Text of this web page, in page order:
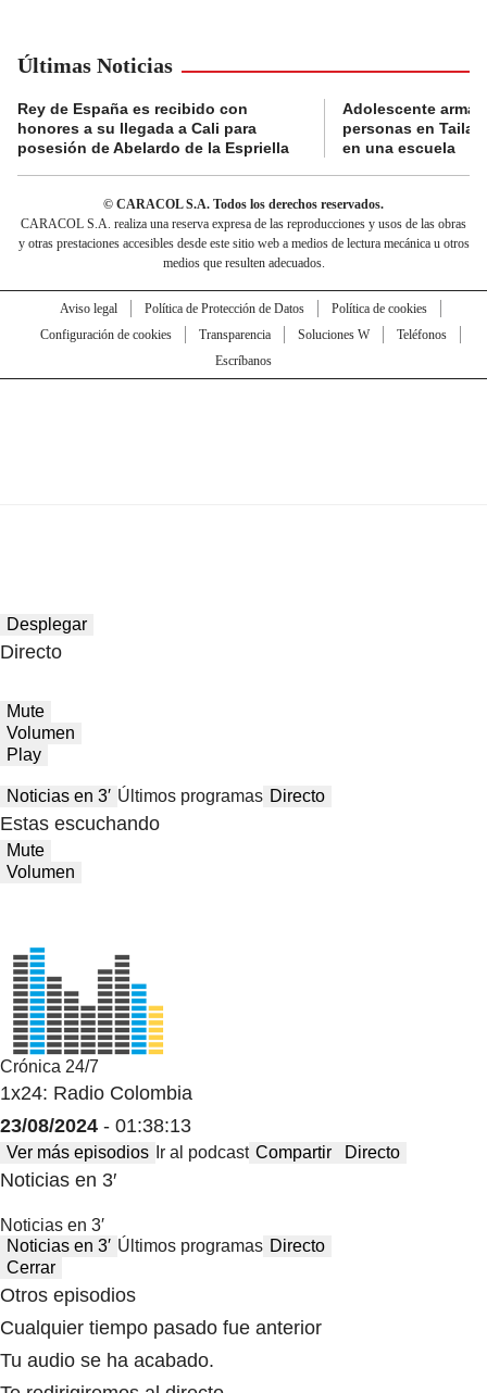
Últimas Noticias
Rey de España es recibido con
honores a su llegada a Cali para
posesión de Abelardo de la Espriella
Adolescente
personas en
en una escuela
© CARACOL S.A. Todos los derechos reservados.
CARACOL S.A. realiza una reserva expresa de las reproducciones y usos de las obras
y otras prestaciones accesibles desde este sitio web a medios de lectura mecánica u otros
medios que resulten adecuados.
Aviso legal Política de Protección de Datos
Política de cookies
Configuración de cookies
Transparencia Soluciones W
Teléfonos
Escríbanos
Desplegar
Directo
Mute
Volumen
Play
Noticias en 3′ Últimos programas Directo
Estas escuchando
Mute
Volumen
Crónica 24/7
1x24: Radio Colombia
23/08/2024 - 01:38:13
Ver más episodios Ir al podcast Compartir Directo
Noticias en 3′
Noticias en 3′
Noticias en 3′ Últimos programas Directo
Cerrar
Otros episodios
Cualquier tiempo pasado fue anterior
Tu audio se ha acabado.